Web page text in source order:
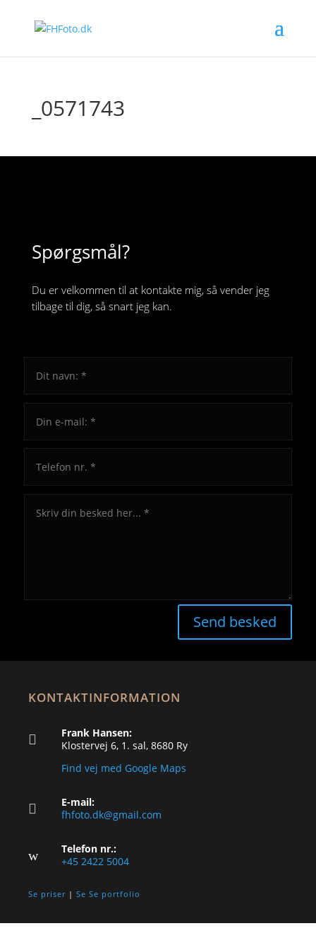
_0571743
Spørgsmål?
Du er velkommen til at kontakte mig, så vender jeg
tilbage til dig, så snart jeg kan.
Send besked
KONTAKTINFORMATION

Frank Hansen:
Klostervej 6, 1. sal, 8680 Ry
Find vej med Google Maps

E-mail:
fhfoto.dk@gmail.com
w
Telefon nr.:
+45 2422 5004
Se priser | Se Se portfolio